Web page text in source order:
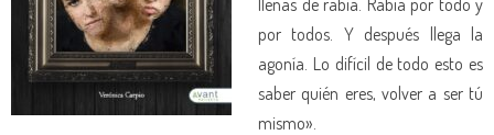
por todos. Y después llega la
agonía. Lo difícil de todo esto es
saber quién eres, volver a ser tú
mismo».